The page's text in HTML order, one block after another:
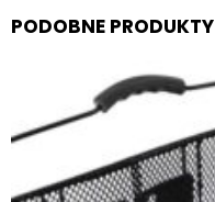
PODOBNE PRODUKTY